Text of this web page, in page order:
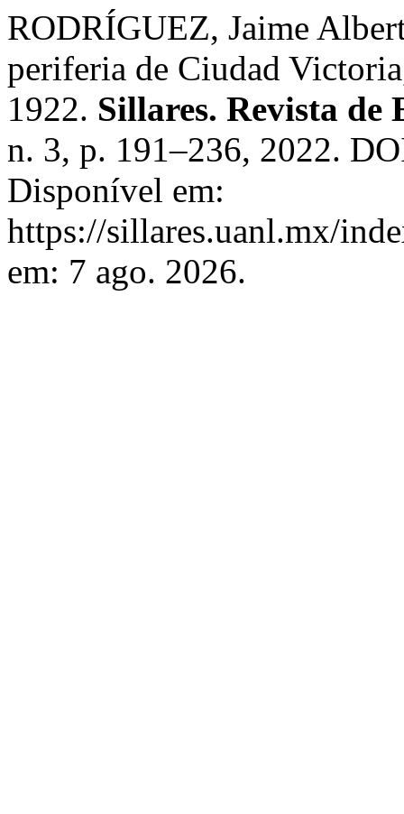
RODRÍGUEZ, Jaime
periferia de Ciudad
1922. Sillares. Revista de
n. 3, p. 191–236, 2022.
Disponível em:
https://sillares.uanl.mx/
em: 7 ago. 2026.